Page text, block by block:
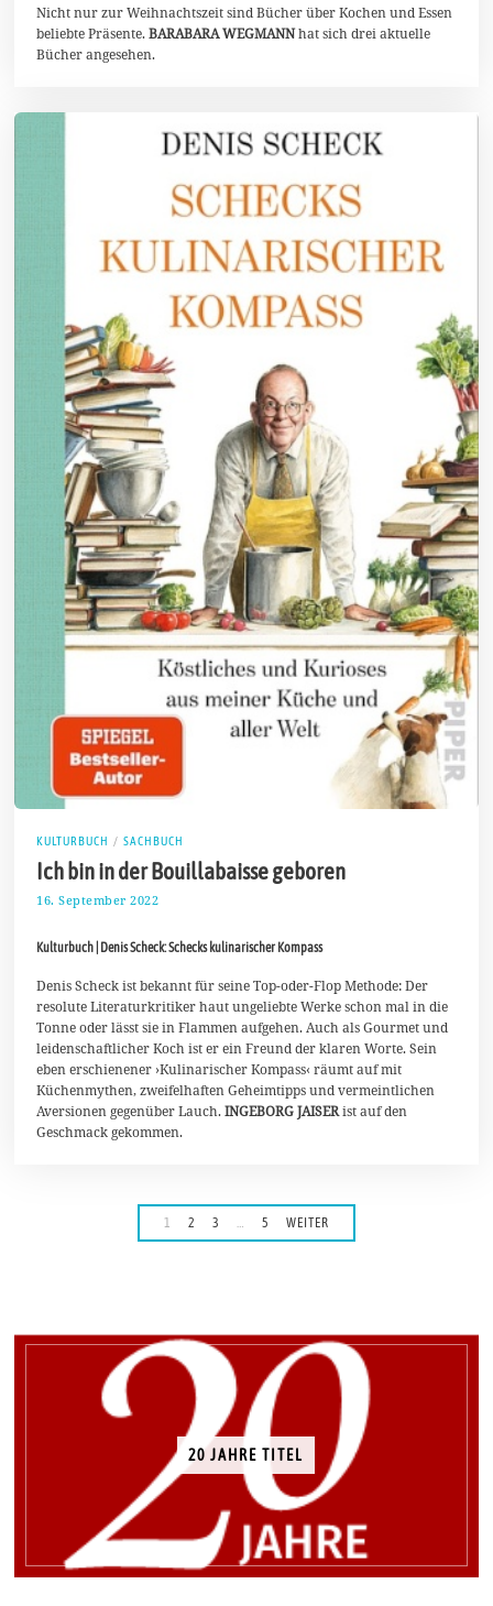
z
e
m
b
2
Nicht nur zur Weihnachtszeit sind Bücher über Kochen und Essen
beliebte Präsente.BARABARA WEGMANNhat sich drei aktuelle
Bücher angesehen.
KULTURBUCH / SACHBUCH
Ich bin in der Bouillabaisse geboren
16. September 2022
S
p
t
e
m
b
e
2
0
2
Kulturbuch | Denis Scheck: Schecks kulinarischer Kompass
Denis Scheck ist bekannt für seine Top-oder-Flop Methode: Der
resolute Literaturkritiker haut ungeliebte Werke schon mal in die
Tonne oder lässt sie in Flammen aufgehen. Auch als Gourmet und
leidenschaftlicher Koch ist er ein Freund der klaren Worte. Sein
eben erschienener ›Kulinarischer Kompass‹ räumt auf mit
Küchenmythen, zweifelhaften Geheimtipps und vermeintlichen
Aversionen gegenüber Lauch.INGEBORG JAISERist auf den
Geschmack gekommen.
1 2 3 … 5 WEITER
20 JAHRE TITEL